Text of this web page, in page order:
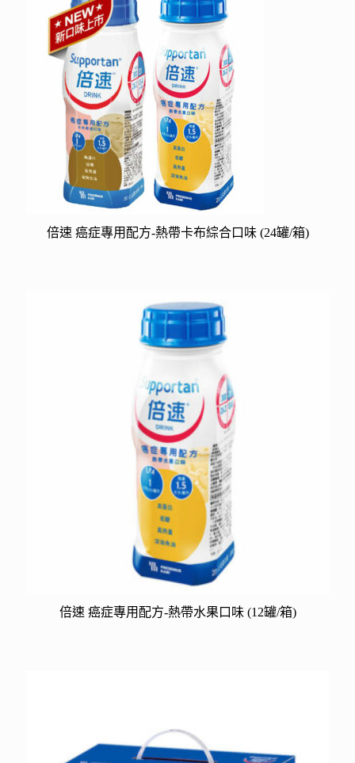
倍速 癌症專用配方-熱帶卡布綜合口味 (24罐/箱)
倍速 癌症專用配方-熱帶水果口味 (12罐/箱)